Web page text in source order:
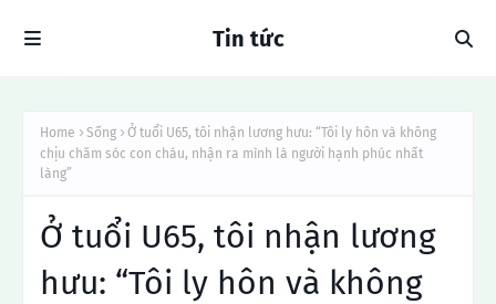
Tin tức
Home Sống
Ở tuổi U65, tôi nhận lương hưu: “Tôi ly hôn và không
chịu chăm sóc con cháu, nhận ra mình là người hạnh phúc nhất
làng”
Ở tuổi U65, tôi nhận lương
hưu: “Tôi ly hôn và không